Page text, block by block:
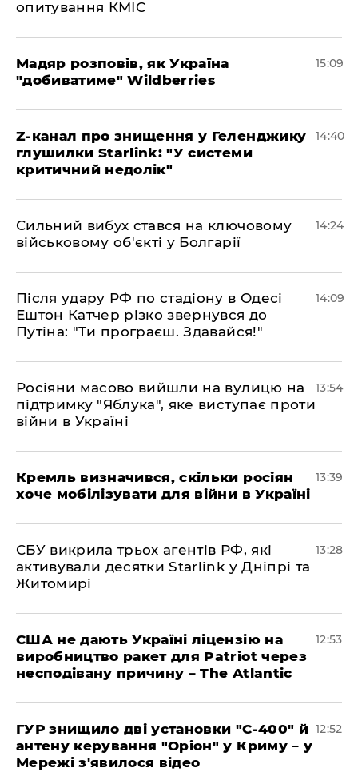
опитування КМІС
Мадяр розповів, як Україна
"добиватиме" Wildberries
15:09
Z-канал про знищення у Геленджику
глушилки Starlink: "У системи
критичний недолік"
14:40
Сильний вибух стався на ключовому
військовому об'єкті у Болгарії
14:24
Після удару РФ по стадіону в Одесі
Ештон Катчер різко звернувся до
Путіна: "Ти програєш. Здавайся!"
14:09
Росіяни масово вийшли на вулицю на
підтримку "Яблука", яке виступає проти
війни в Україні
13:54
Кремль визначився, скільки росіян
хоче мобілізувати для війни в Україні
13:39
СБУ викрила трьох агентів РФ, які
активували десятки Starlink у Дніпрі та
Житомирі
13:28
США не дають Україні ліцензію на
виробництво ракет для Patriot через
несподівану причину – The Atlantic
12:53
ГУР знищило дві установки "С-400" й
антену керування "Оріон" у Криму – у
Мережі з'явилося відео
12:52